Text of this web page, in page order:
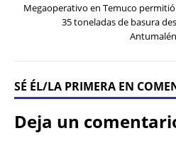
Megaoperativo en Temuco
35 toneladas de basura
SÉ ÉL/LA PRIMERA EN
Deja un